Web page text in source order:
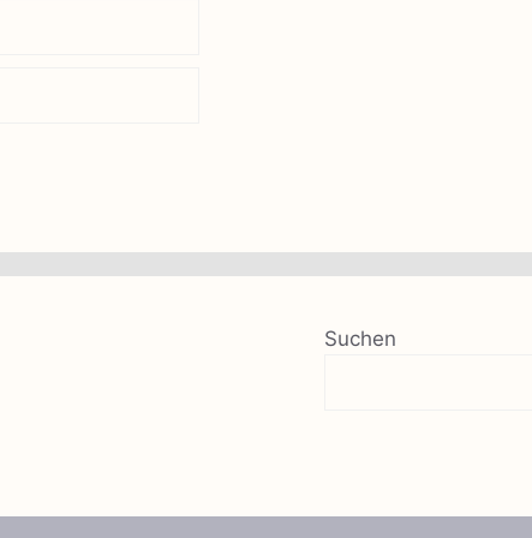
Suchen